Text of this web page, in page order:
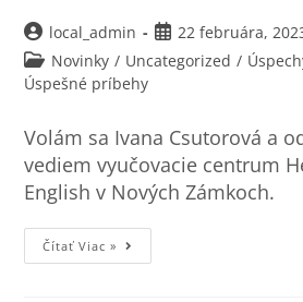
local_admin
22 februára,
Novinky / Uncategorized /
Úspešné príbehy
Volám sa Ivana Csutorová a
vediem vyučovacie centrum
English v Nových Zámkoch.
Čítať Viac »